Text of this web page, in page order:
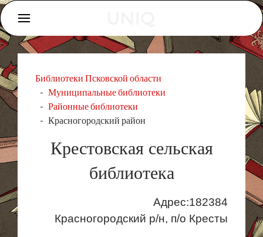
Библиотеки Псковской области
Муниципальные библиотеки
Районные библиотеки
Красногородский район
Крестовская сельская
библиотека
Адрес:182384
Красногородский р/н, п/о Кресты